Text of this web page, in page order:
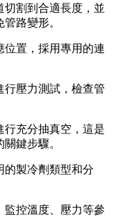
切割到合適長度，並
路變形。
位置，採用專用的連
行壓力測試，檢查管
行充分抽真空，這是
鍵步驟。
的製冷劑類型和分
監控溫度、壓力等參